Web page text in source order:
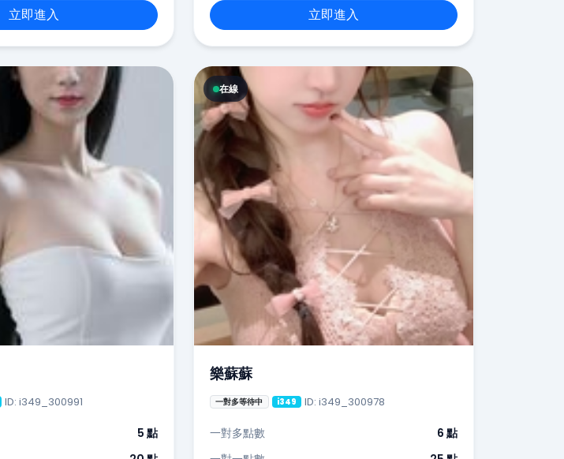
立即進入 立即進入
ID: i349_300991
5 點
在線
樂蘇蘇
一對多等待中 i349 ID: i349_300978
一對多點數
6 點